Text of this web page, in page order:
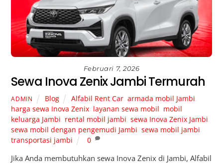
Februari 7, 2026
Sewa Inova Zenix Jambi Termurah
ADMIN Blog Alfabil Rent Car, armada mobil Jambi
harga sewa Inova Zenix layanan sewa mobil mobil
keluarga Jambi rental mobil jambi ,sewa Inova Zenix Jambi
sewa mobil dengan pengemudi Jambi ,sewa mobil jambi
transportasi jambi
0
Jika Anda membutuhkan sewa Inova Zenix di Jambi, Alfabil